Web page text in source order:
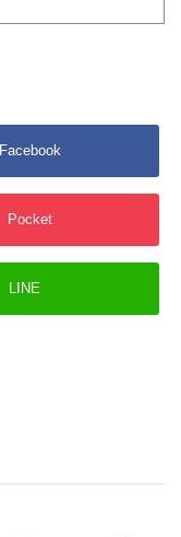
Facebook
Pocket
LINE